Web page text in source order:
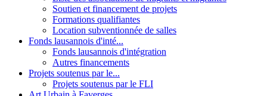
Soutien et financement de projets
Formations qualifiantes
Location subventionnée de salles
Fonds lausannois d'inté...
Fonds lausannois d'intégration
Autres financements
Projets soutenus par le...
Projets soutenus par le FLI